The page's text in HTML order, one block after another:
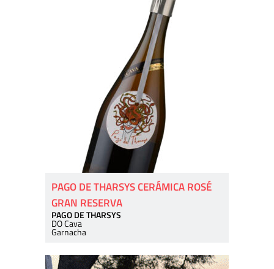
PAGO DE THARSYS CERÁMICA ROSÉ
GRAN RESERVA
PAGO DE THARSYS
DO Cava
Garnacha